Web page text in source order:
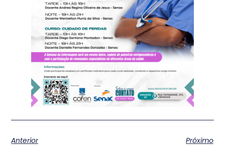
Anterior Próximo